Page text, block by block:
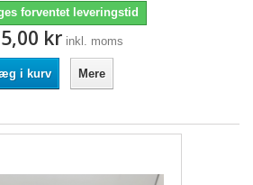
forventet leveringstid
kr inkl. moms
i kurv Mere